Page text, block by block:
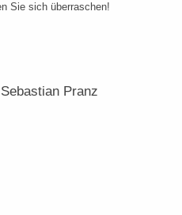
Sie sich überraschen!
Sebastian Pranz